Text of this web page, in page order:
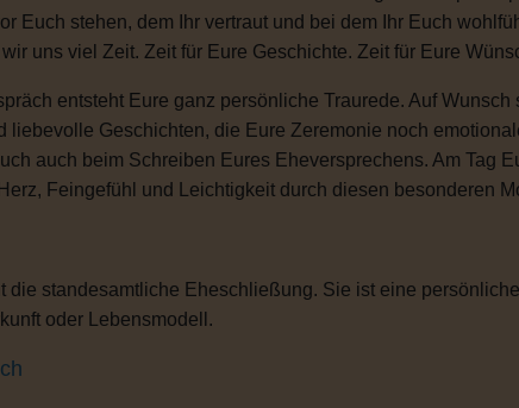
Euch stehen, dem Ihr vertraut und bei dem Ihr Euch
uns viel Zeit. Zeit für Eure Geschichte. Zeit für Eure
entsteht Eure ganz persönliche Traurede. Auf
liebevolle Geschichten, die Eure Zeremonie noch
auch beim Schreiben Eures Eheversprechens. Am
Feingefühl und Leichtigkeit durch diesen besonderen
die standesamtliche Eheschließung. Sie ist eine
oder Lebensmodell.